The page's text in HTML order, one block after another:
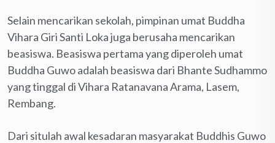
Selain mencarikan sekolah, pimpinan umat Buddha
Vihara Giri Santi Loka juga berusaha mencarikan
beasiswa. Beasiswa pertama yang diperoleh umat
Buddha Guwo adalah beasiswa dari Bhante Sudhammo
yang tinggal di Vihara Ratanavana Arama, Lasem,
Rembang.
Dari situlah awal kesadaran masyarakat Buddhis Guwo